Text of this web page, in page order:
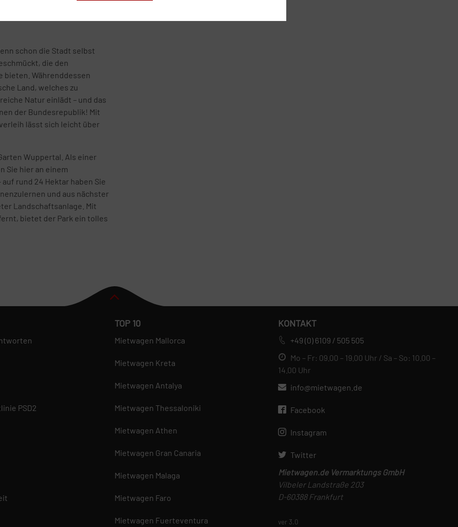
Avantgarde.
schon die Stadt selbst
die den
bieten. Währenddessen
Land, welches zu
Natur einlädt – und das
der Bundesrepublik! Mit
lässt sich leicht über
Wuppertal. Als einer
Sie hier an einem
rund 24 Hektar haben Sie
und aus nächster
Landschaftsanlage. Mit
bietet der Park ein tolles
PSD2
TOP 10
Mietwagen Mallorca
Mietwagen Kreta
Mietwagen Antalya
Mietwagen Thessaloniki
Mietwagen Athen
Mietwagen Gran Canaria
Mietwagen Malaga
Mietwagen Faro
Mietwagen Fuerteventura
KONTAKT
+49 (0) 6109 / 505 505
Mo – Fr: 09.00 – 19.00 Uhr / Sa – So: 10.00 –
14.00 Uhr
info@mietwagen.de
Facebook
Instagram
Twitter
Mietwagen.de Vermarktungs GmbH
Vilbeler Landstraße 203
D-60388 Frankfurt
ver 3.0